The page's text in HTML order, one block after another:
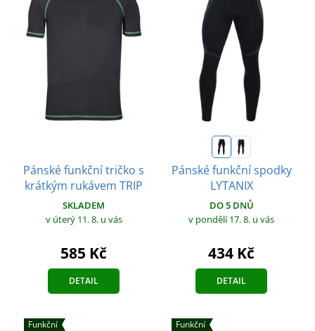
Pánské funkční tričko s
krátkým rukávem TRIP
SKLADEM
v úterý 11. 8. u vás
585 Kč
DETAIL
Pánské funkční spodky
LYTANIX
DO 5 DNŮ
v pondělí 17. 8. u vás
434 Kč
DETAIL
Funkční
Funkční